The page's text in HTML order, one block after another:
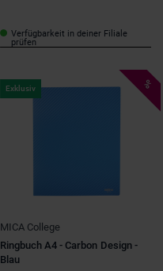
Verfügbarkeit in deiner Filiale
prüfen
Exklusiv %
MICA College
Ringbuch A4 - Carbon Design -
Blau